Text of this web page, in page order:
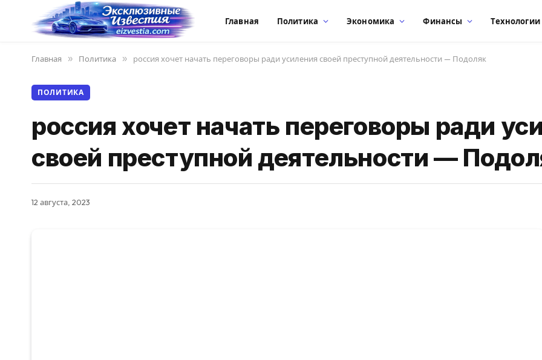
Главная Политика Экономика Финансы Технологии
Главная » Политика » россия хочет начать переговоры ради усиления своей преступной деятельности — Подоляк
ПОЛИТИКА
россия хочет начать переговоры ради
своей преступной деятельности —
12 августа, 2023